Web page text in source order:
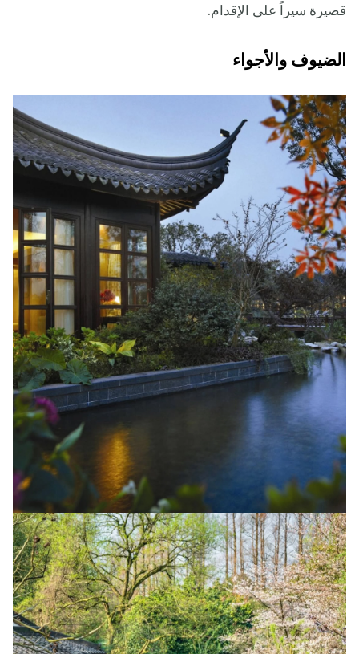
قصيرة سيراً على الإقدام.
الضيوف والأجواء